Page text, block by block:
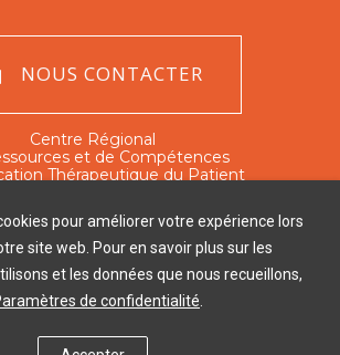
NOUS CONTACTER
Centre Régional
et de Compétences
Thérapeutique du Patient
351 rue Ambroise Paré
Tél : 03 20 16 03 60
pour améliorer votre expérience lors
site web. Pour en savoir plus sur les
et les données que nous recueillons,
de confidentialité